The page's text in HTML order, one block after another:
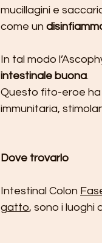
mucillagini e
come un
In tal modo
intestinale buona.
Questo fito-eroe ha
immunitaria,
Dove trovarlo
Intestinal Colon
gatto, sono i luoghi